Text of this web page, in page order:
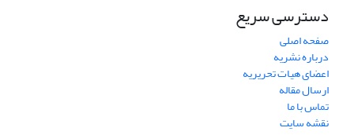
دسترسی سریع
صفحه اصلی
درباره نشریه
اعضای هیات تحریریه
ارسال مقاله
تماس با ما
نقشه سایت